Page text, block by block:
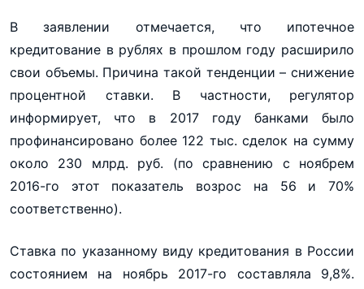
В заявлении отмечается, что ипотечное
кредитование в рублях в прошлом году расширило
свои объемы. Причина такой тенденции – снижение
процентной ставки. В частности, регулятор
информирует, что в 2017 году банками было
профинансировано более 122 тыс. сделок на сумму
около 230 млрд. руб. (по сравнению с ноябрем
2016-го этот показатель возрос на 56 и 70%
соответственно).
Ставка по указанному виду кредитования в России
состоянием на ноябрь 2017-го составляла 9,8%.